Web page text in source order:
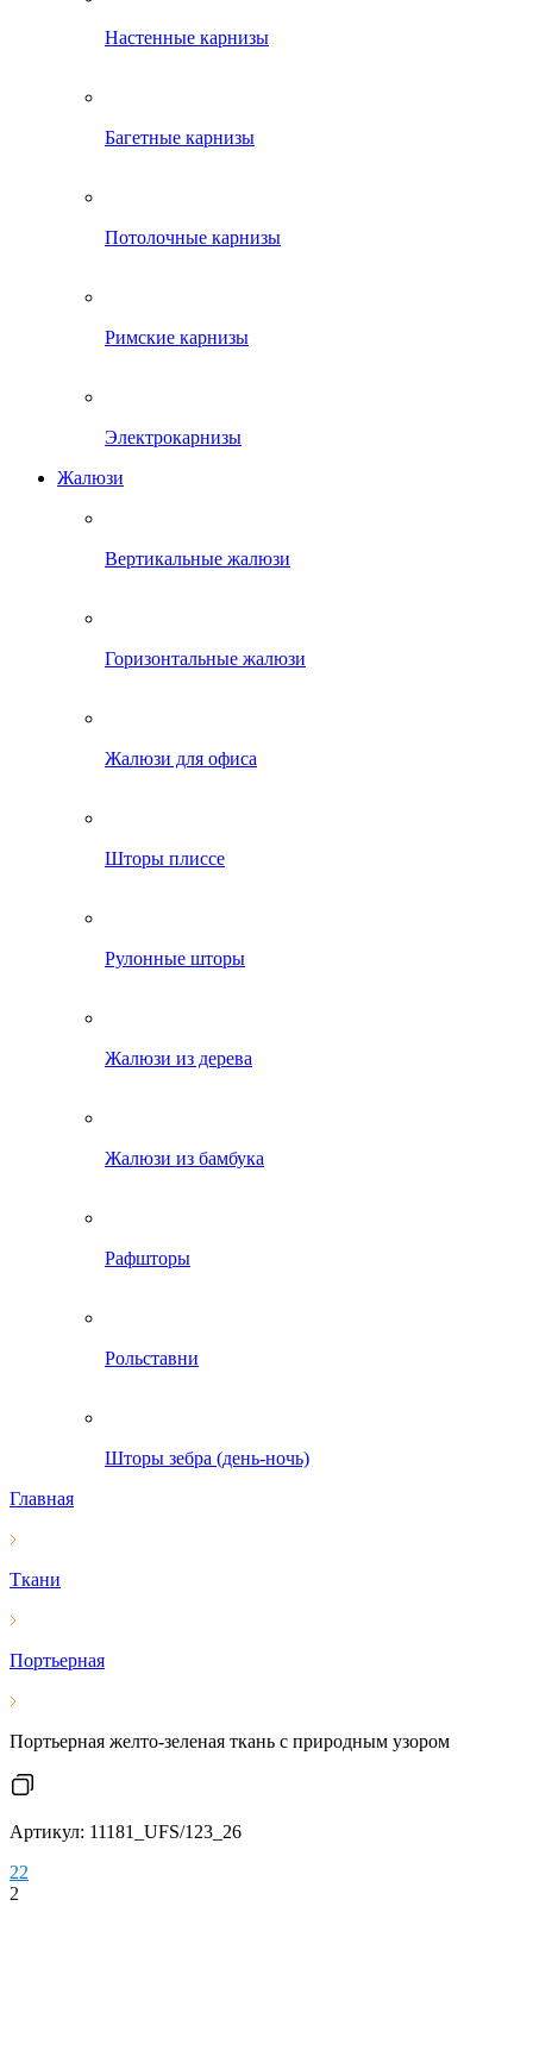
Настенные карнизы
Багетные карнизы
Потолочные карнизы
Римские карнизы
Электрокарнизы
Жалюзи
Вертикальные жалюзи
Горизонтальные жалюзи
Жалюзи для офиса
Шторы плиссе
Рулонные шторы
Жалюзи из дерева
Жалюзи из бамбука
Рафшторы
Рольставни
Шторы зебра (день-ночь)
Главная
Ткани
Портьерная
Портьерная желто-зеленая ткань с природным узором
Артикул: 11181_UFS/123_26
22
2